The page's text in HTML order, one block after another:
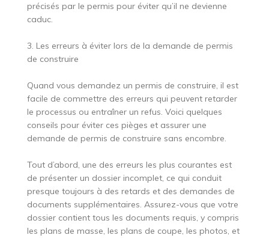
précisés par le permis pour éviter qu’il ne devienne
caduc.
3. Les erreurs à éviter lors de la demande de permis
de construire
Quand vous demandez un permis de construire, il est
facile de commettre des erreurs qui peuvent retarder
le processus ou entraîner un refus. Voici quelques
conseils pour éviter ces pièges et assurer une
demande de permis de construire sans encombre.
Tout d’abord, une des erreurs les plus courantes est
de présenter un dossier incomplet, ce qui conduit
presque toujours à des retards et des demandes de
documents supplémentaires. Assurez-vous que votre
dossier contient tous les documents requis, y compris
les plans de masse, les plans de coupe, les photos, et